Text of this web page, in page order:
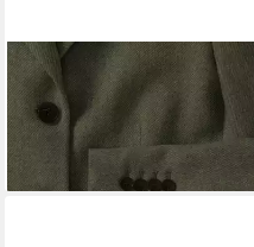
HIGHMOOR Longblazer
Tweed-Gehrock
299,99 €
UVP399,99 €